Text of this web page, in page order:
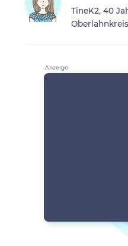
TineK2, 40
Oberlahnkreis